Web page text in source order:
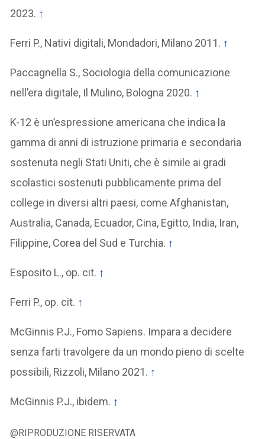
2023. ↑
Ferri P., Nativi digitali, Mondadori, Milano 2011. ↑
Paccagnella S., Sociologia della comunicazione
nell’era digitale, Il Mulino, Bologna 2020. ↑
K-12 è un’espressione americana che indica la
gamma di anni di istruzione primaria e secondaria
sostenuta negli Stati Uniti, che è simile ai gradi
scolastici sostenuti pubblicamente prima del
college in diversi altri paesi, come Afghanistan,
Australia, Canada, Ecuador, Cina, Egitto, India, Iran,
Filippine, Corea del Sud e Turchia. ↑
Esposito L., op. cit. ↑
Ferri P., op. cit. ↑
McGinnis P.J., Fomo Sapiens. Impara a decidere
senza farti travolgere da un mondo pieno di scelte
possibili, Rizzoli, Milano 2021. ↑
McGinnis P.J., ibidem. ↑
@RIPRODUZIONE RISERVATA